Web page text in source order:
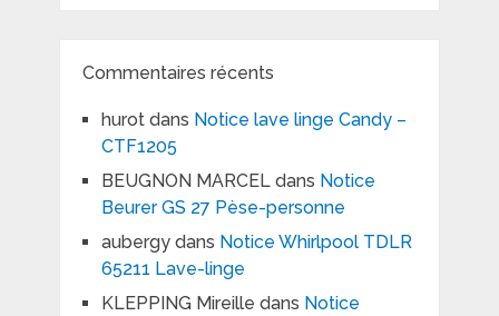
Commentaires récents
hurotdans Notice lave linge Candy –
CTF1205
BEUGNON MARCELdans Notice
Beurer GS 27 Pèse-personne
aubergydans Notice Whirlpool TDLR
65211 Lave-linge
KLEPPING Mireille dans Notice